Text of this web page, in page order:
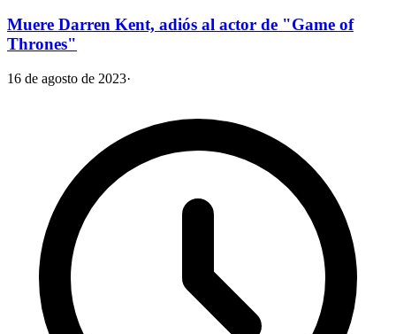
Muere Darren Kent, adiós al actor de "Game of
Thrones"
16 de agosto de 2023·